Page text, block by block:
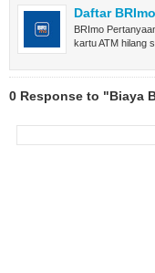
Daftar
BRImo
kartu ATM hilang
0 Response to "Biaya